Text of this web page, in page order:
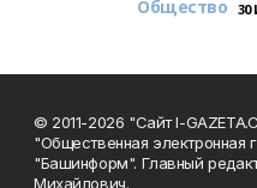
Общество 30
© 2011-2026 "Сайт I-
"Общественная
"Башинформ". Главный
Михайлович.